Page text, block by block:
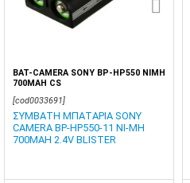
BAT-CAMERA SONY BP-HP550 NIMH
700MAH CS
[cod0033691]
ΣΥΜΒΑΤΗ ΜΠΑΤΑΡΙΑ SONY
CAMERA BP-HP550-11 NI-MH
700MAH 2.4V BLISTER